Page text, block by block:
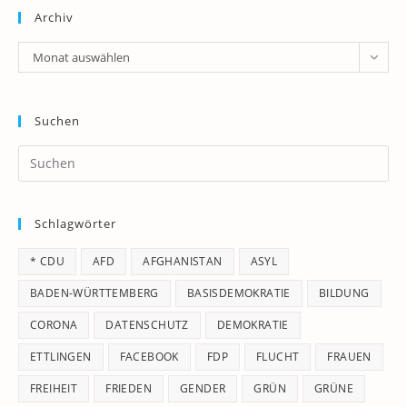
Archiv
Archiv
Monat auswählen
Suchen
Schlagwörter
* CDU AFD AFGHANISTAN ASYL
BADEN-WÜRTTEMBERG BASISDEMOKRATIE BILDUNG
CORONA DATENSCHUTZ DEMOKRATIE
ETTLINGEN FACEBOOK FDP FLUCHT FRAUEN
FREIHEIT FRIEDEN GENDER GRÜN GRÜNE